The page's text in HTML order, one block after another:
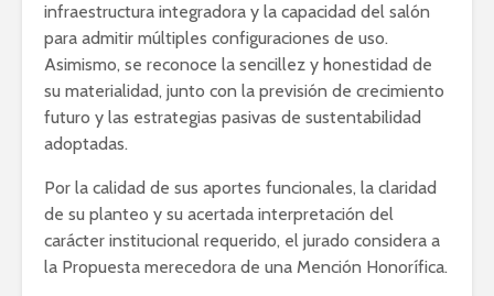
infraestructura integradora y la capacidad del salón
para admitir múltiples configuraciones de uso.
Asimismo, se reconoce la sencillez y honestidad de
su materialidad, junto con la previsión de crecimiento
futuro y las estrategias pasivas de sustentabilidad
adoptadas.
Por la calidad de sus aportes funcionales, la claridad
de su planteo y su acertada interpretación del
carácter institucional requerido, el jurado considera a
la Propuesta merecedora de una Mención Honorífica.